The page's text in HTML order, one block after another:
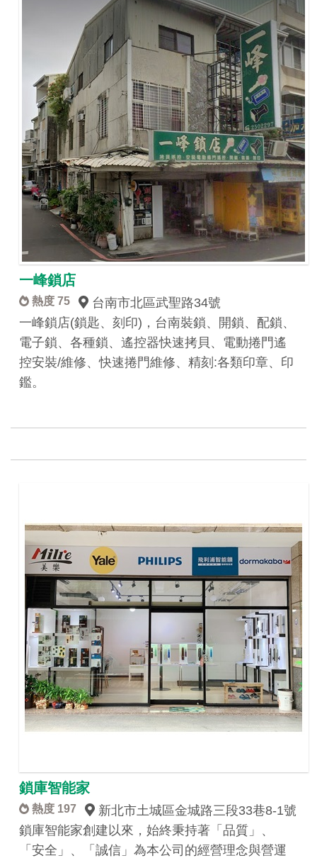
一峰鎖店
熱度 75
台南市北區武聖路34號
一峰鎖店(鎖匙、刻印)，台南裝鎖、開鎖、配鎖、
電子鎖、各種鎖、遙控器快速拷貝、電動捲門遙
控安裝/維修、快速捲門維修、精刻:各類印章、印
鑑。
鎖庫智能家
熱度 197
新北市土城區金城路三段33巷8-1號
鎖庫智能家創建以來，始終秉持著「品質」、
「安全」、「誠信」為本公司的經營理念與營運